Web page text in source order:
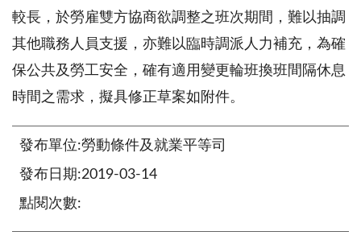
較長，於勞雇雙方協商欲調整之班次期間，難以抽調
其他職務人員支援，亦難以臨時調派人力補充，為確
保公共及勞工安全，確有適用變更輪班換班間隔休息
時間之需求，擬具修正草案如附件。
發布單位:勞動條件及就業平等司
發布日期:2019-03-14
點閱次數: